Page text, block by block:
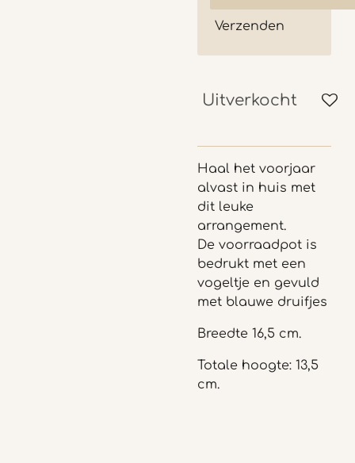
Verzenden
Uitverkocht
Haal het voorjaar
alvast in huis met
dit leuke
arrangement.
De voorraadpot is
bedrukt met een
vogeltje en gevuld
met blauwe druifjes
Breedte 16,5 cm.
Totale hoogte: 13,5
cm.